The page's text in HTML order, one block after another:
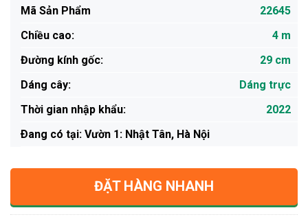
Mã Sản Phẩm
22645
Chiều cao:
4 m
Đường kính gốc:
29 cm
Dáng cây:
Dáng trực
Thời gian nhập khẩu:
2022
Ðang có tại: Vườn 1: Nhật Tân, Hà Nội
ĐẶT HÀNG NHANH